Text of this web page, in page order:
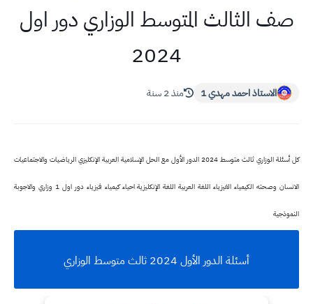
صف الثالث المتوسط الوزاري دور اول
2024
الاستاذ احمد مهدي 1 منذ 2 سنة
كل أسئلة الوزاري ثالث متوسط 2024 الدور الأول مع الحل الإسلامية العربية الإنكليزي الرياضيات والاجتماعيات
الانسان وصحته الكيمياء الفيزياء اللغة العربية اللغة الإنكليزية احياء كيمياء فيزياء دور اول 1 وزاري والاجوبة
النموذجية
أسئلة الدور الأول 2024 ثالث متوسط الوزاري